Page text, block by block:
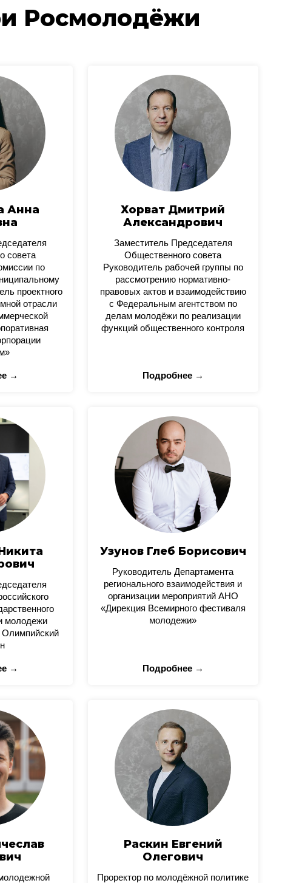
Росмолодёжи
Анна
совета
по
проектного
отрасли
→
Хорват Дмитрий
Александрович
Заместитель Председателя
Общественного совета
Руководитель рабочей группы по
рассмотрению нормативно-
правовых актов и взаимодействию
с Федеральным агентством по
делам молодёжи по реализации
функций общественного контроля
Подробнее →
молодежи
→
Узунов Глеб Борисович
Руководитель Департамента
регионального взаимодействия и
организации мероприятий АНО
«Дирекция Всемирного фестиваля
молодежи»
Подробнее →
Раскин Евгений
Олегович
Проректор по молодёжной политике